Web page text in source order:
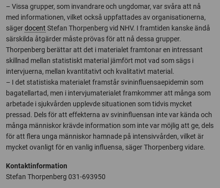
– Vissa grupper, som invandrare och ungdomar, var svåra att nå
med informationen, vilket också uppfattades av organisationerna,
sägerdocent Stefan Thorpenberg vid NHV. I framtiden kanske ändå
särskilda åtgärder måste prövas för att nå dessa grupper.
Thorpenberg berättar att det i materialet framtonar en intressant
skillnad mellan statistiskt material jämfört mot vad som sägs i
intervjuerna, mellan kvantitativt och kvalitativt material.
– I det statistiska materialet framstår svininfluensaepidemin som
bagatellartad, men i intervjumaterialet framkommer att många som
arbetade i sjukvården upplevde situationen som tidvis mycket
pressad. Dels för att effekterna av svininfluensan inte var kända och
många människor krävde information som inte var möjlig att ge, dels
för att flera unga människor hamnade på intensivvården, vilket är
mycket ovanligt för en vanlig influensa, säger Thorpenberg vidare.
Kontaktinformation
Stefan Thorpenberg 031-693950